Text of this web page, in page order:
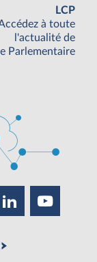
LCP
à toute
l'actualité de
Parlementaire